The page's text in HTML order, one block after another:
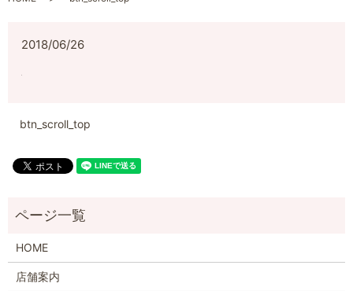
2018/06/26
btn_scroll_top
HOME
店舗案内